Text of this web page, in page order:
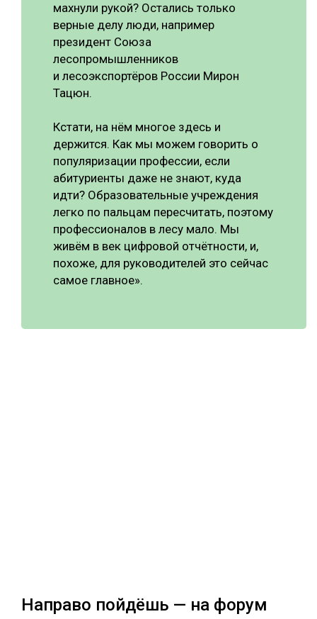
махнули рукой? Остались только
верные делу люди, например
президент Союза
лесопромышленников
и лесоэкспортёров России Мирон
Тацюн.
Кстати, на нём многое здесь и
держится. Как мы можем говорить о
популяризации профессии, если
абитуриенты даже не знают, куда
идти? Образовательные учреждения
легко по пальцам пересчитать, поэтому
профессионалов в лесу мало. Мы
живём в век цифровой отчётности, и,
похоже, для руководителей это сейчас
самое главное».
Направо пойдёшь — на форум